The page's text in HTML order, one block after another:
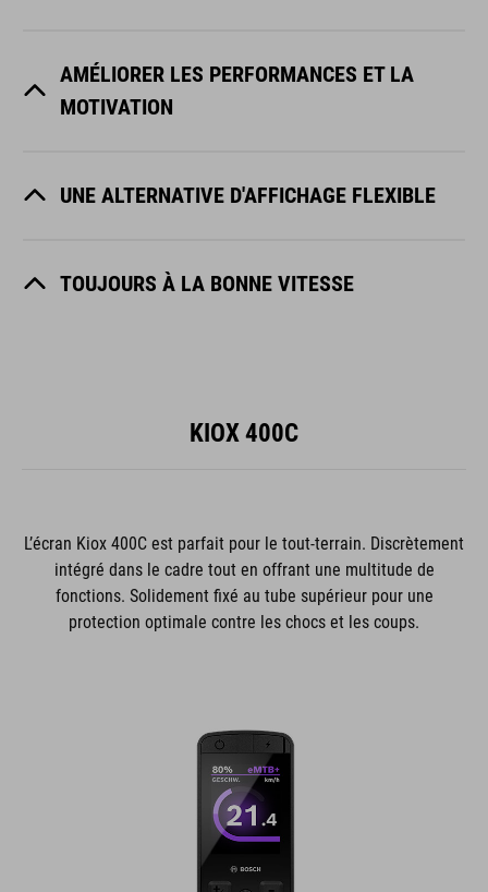
AMÉLIORER LES PERFORMANCES ET LA
MOTIVATION
UNE ALTERNATIVE D'AFFICHAGE FLEXIBLE
TOUJOURS À LA BONNE VITESSE
KIOX 400C
L’écran Kiox 400C est parfait pour le tout-terrain. Discrètement
intégré dans le cadre tout en offrant une multitude de
fonctions. Solidement fixé au tube supérieur pour une
protection optimale contre les chocs et les coups.